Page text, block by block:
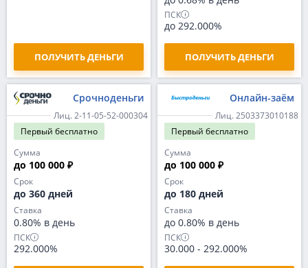
ПОЛУЧИТЬ ДЕНЬГИ
ПСК
до 292.000%
ПОЛУЧИТЬ ДЕНЬГИ
Срочноденьги
Лиц. 2-11-05-52-000304
Первый бесплатно
Сумма
до 100 000 ₽
Срок
до 360 дней
Ставка
0.80% в день
ПСК
292.000%
Онлайн-заём
Лиц. 2503373010188
Первый бесплатно
Сумма
до 100 000 ₽
Срок
до 180 дней
Ставка
до 0.80% в день
ПСК
30.000 - 292.000%